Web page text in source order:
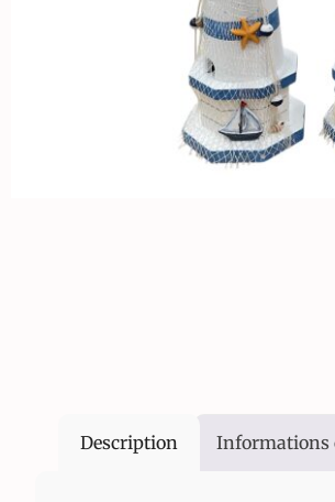
Description Informations